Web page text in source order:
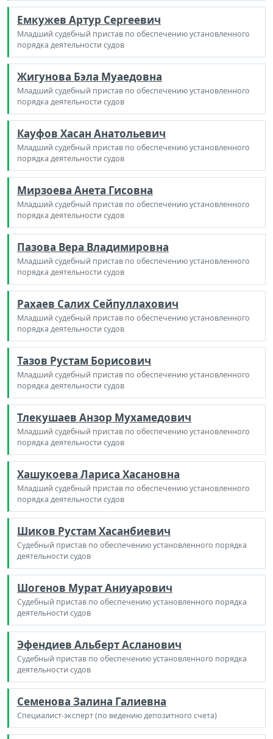
Емкужев Артур Сергеевич
Младший судебный пристав по обеспечению установленного
порядка деятельности судов
Жигунова Бэла Муаедовна
Младший судебный пристав по обеспечению установленного
порядка деятельности судов
Кауфов Хасан Анатольевич
Младший судебный пристав по обеспечению установленного
порядка деятельности судов
Мирзоева Анета Гисовна
Младший судебный пристав по обеспечению установленного
порядка деятельности судов
Пазова Вера Владимировна
Младший судебный пристав по обеспечению установленного
порядка деятельности судов
Рахаев Салих Сейпуллахович
Младший судебный пристав по обеспечению установленного
порядка деятельности судов
Тазов Рустам Борисович
Младший судебный пристав по обеспечению установленного
порядка деятельности судов
Тлекушаев Анзор Мухамедович
Младший судебный пристав по обеспечению установленного
порядка деятельности судов
Хашукоева Лариса Хасановна
Младший судебный пристав по обеспечению установленного
порядка деятельности судов
Шиков Рустам Хасанбиевич
Судебный пристав по обеспечению установленного порядка
деятельности судов
Шогенов Мурат Аниуарович
Судебный пристав по обеспечению установленного порядка
деятельности судов
Эфендиев Альберт Асланович
Судебный пристав по обеспечению установленного порядка
деятельности судов
Семенова Залина Галиевна
Специалист-эксперт (по ведению депозитного счета)